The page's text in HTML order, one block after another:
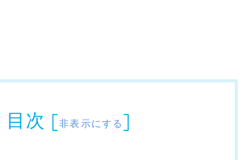
目次 [非表示にする]